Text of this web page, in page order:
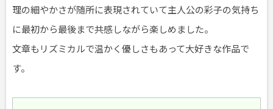
理の細やかさが随所に表現されていて主人公の彩子の気持ち
に最初から最後まで共感しながら楽しめました。
文章もリズミカルで温かく優しさもあって大好きな作品で
す。